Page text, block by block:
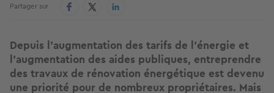
Partager sur
Depuis l’augmentation des tarifs de l’énergie et
l’augmentation des aides publiques, entreprendre
des travaux de rénovation énergétique est devenu
une priorité pour de nombreux propriétaires. Mais